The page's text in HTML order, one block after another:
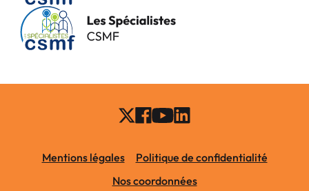
Mentions légales
Politique de confidentialité
Nos coordonnées